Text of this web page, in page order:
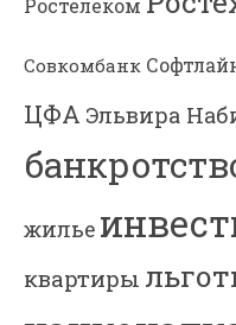
Ростелеком
Совкомбанк
ЦФА Эльвира
жилье
квартиры